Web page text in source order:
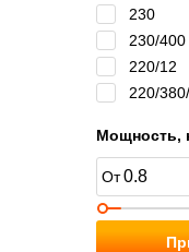
230
230/400
220/12
220/
Мощность,